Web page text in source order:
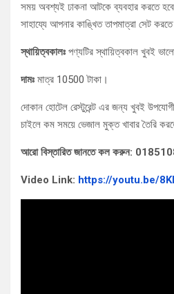
সময় অবশ্যই ঢাকনা আটকে ব্যবহার করতে হবে
সাহায্যে আপনার কাঙ্খিত তাপমাত্রা সেট করতে
স্থায়িত্বকালঃ পণ্যটির স্থায়িত্বকাল খুবই
দামঃ মাত্র 10500 টাকা।
দোকান হোটেল রেস্টুরেন্ট এর জন্য খুবই
চাইলে কম সময়ে ভেজাল মুক্ত খাবার তৈরি
আরো বিস্তারিত জানতে কল করুন:
Video Link: https://youtu.be/